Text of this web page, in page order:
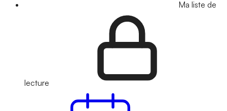
Ma liste de
lecture